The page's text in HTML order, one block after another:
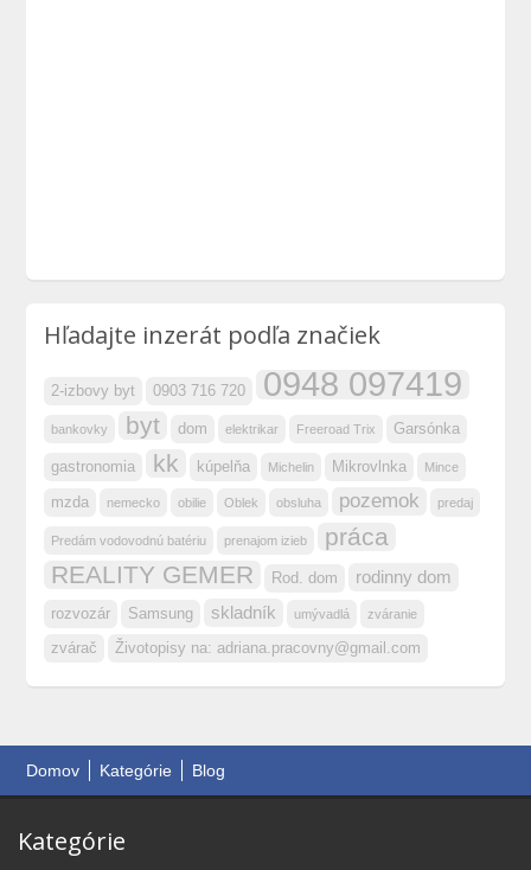
Hľadajte inzerát podľa značiek
2-izbovy byt 0903 716 720 0948 097419
bankovky byt dom elektrikar Freeroad Trix Garsónka
gastronomia kk kúpelňa Michelin Mikrovlnka Mince
mzda nemecko obilie Oblek obsluha pozemok predaj
Predám vodovodnú batériu prenajom izieb práca
REALITY GEMER Rod. dom rodinny dom
rozvozár Samsung skladník umývadlá zváranie
zvárač Životopisy na:adriana.pracovny@gmail.com
Domov Kategórie Blog
Kategórie